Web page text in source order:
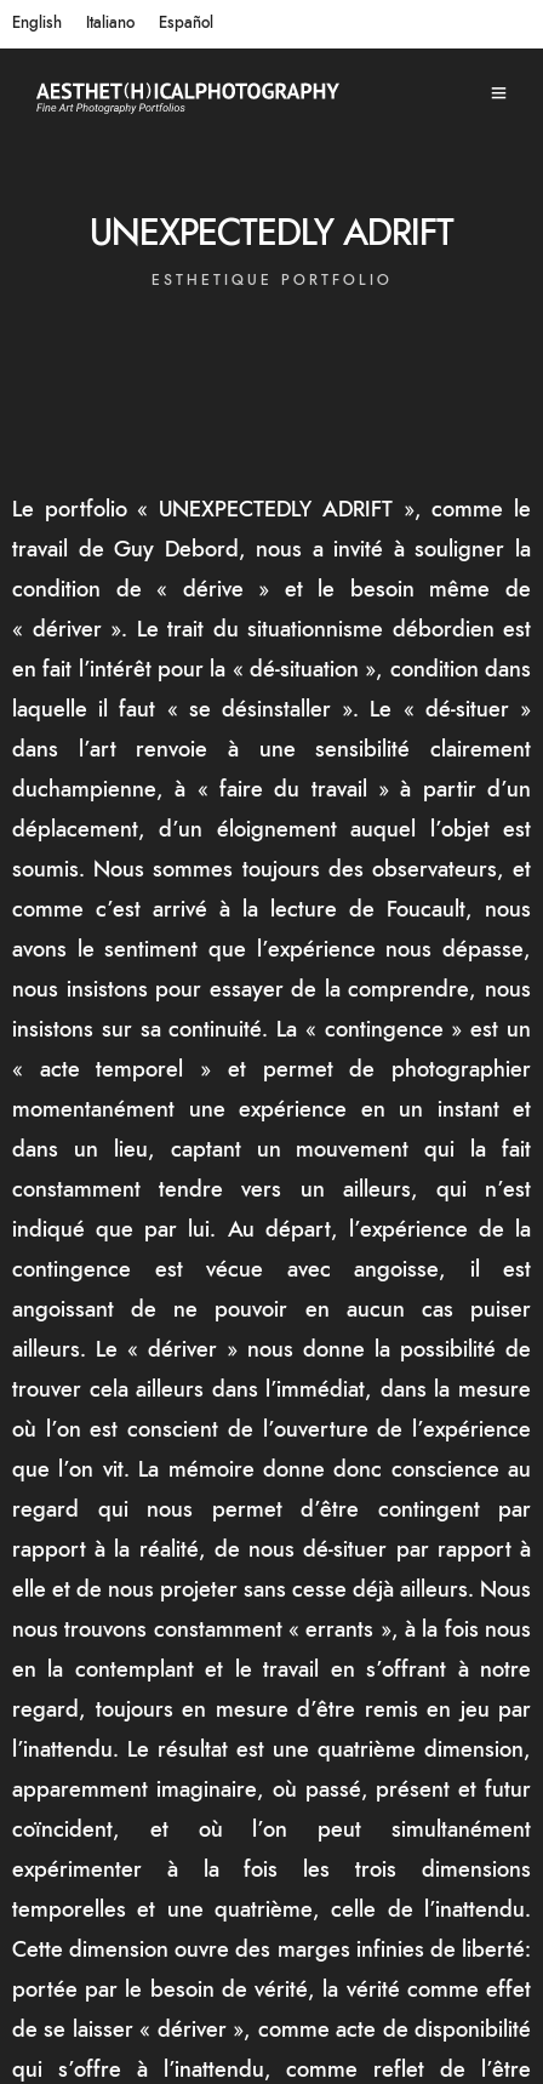
English Italiano Español
UNEXPECTEDLY ADRIFT
ESTHETIQUE PORTFOLIO
Le portfolio « UNEXPECTEDLY ADRIFT », comme le
travail de Guy Debord, nous a invité à souligner la
condition de « dérive » et le besoin même de
« dériver ». Le trait du situationnisme débordien est
en fait l’intérêt pour la « dé-situation », condition dans
laquelle il faut « se désinstaller ». Le « dé-situer »
dans l’art renvoie à une sensibilité clairement
duchampienne, à « faire du travail » à partir d’un
déplacement, d’un éloignement auquel l’objet est
soumis. Nous sommes toujours des observateurs, et
comme c’est arrivé à la lecture de Foucault, nous
avons le sentiment que l’expérience nous dépasse,
nous insistons pour essayer de la comprendre, nous
insistons sur sa continuité. La « contingence » est un
« acte temporel » et permet de photographier
momentanément une expérience en un instant et
dans un lieu, captant un mouvement qui la fait
constamment tendre vers un ailleurs, qui n’est
indiqué que par lui. Au départ, l’expérience de la
contingence est vécue avec angoisse, il est
angoissant de ne pouvoir en aucun cas puiser
ailleurs. Le « dériver » nous donne la possibilité de
trouver cela ailleurs dans l’immédiat, dans la mesure
où l’on est conscient de l’ouverture de l’expérience
que l’on vit. La mémoire donne donc conscience au
regard qui nous permet d’être contingent par
rapport à la réalité, de nous dé-situer par rapport à
elle et de nous projeter sans cesse déjà ailleurs. Nous
nous trouvons constamment « errants », à la fois nous
en la contemplant et le travail en s’offrant à notre
regard, toujours en mesure d’être remis en jeu par
l’inattendu. Le résultat est une quatrième dimension,
apparemment imaginaire, où passé, présent et futur
coïncident, et où l’on peut simultanément
expérimenter à la fois les trois dimensions
temporelles et une quatrième, celle de l’inattendu.
Cette dimension ouvre des marges infinies de liberté:
portée par le besoin de vérité, la vérité comme effet
de se laisser « dériver », comme acte de disponibilité
qui s’offre à l’inattendu, comme reflet de l’être